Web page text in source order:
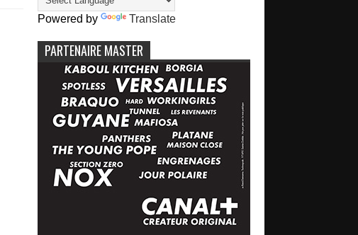
Powered by Translate
PARTENAIRE MASTER